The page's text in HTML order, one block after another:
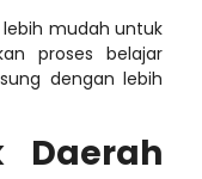
mudah untuk
proses belajar
dengan lebih
Daerah